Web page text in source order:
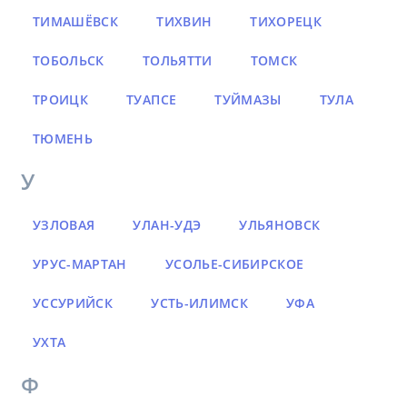
ТИМАШЁВСК ТИХВИН ТИХОРЕЦК
ТОБОЛЬСК ТОЛЬЯТТИ ТОМСК
ТРОИЦК ТУАПСЕ ТУЙМАЗЫ ТУЛА
ТЮМЕНЬ
У
УЗЛОВАЯ УЛАН-УДЭ УЛЬЯНОВСК
УРУС-МАРТАН УСОЛЬЕ-СИБИРСКОЕ
УССУРИЙСК УСТЬ-ИЛИМСК УФА
УХТА
Ф